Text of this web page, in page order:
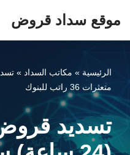
موقع سداد قروض
الرئيسية » مكاتب السداد »
متعثرات 36 راتب للبنوك